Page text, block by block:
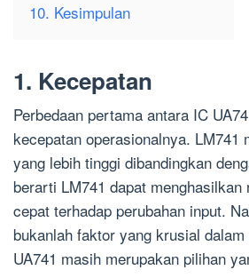
10. Kesimpulan
1. Kecepatan
Perbedaan pertama antara IC
kecepatan operasionalnya. LM741
yang lebih tinggi dibandingkan
berarti LM741 dapat
cepat terhadap perubahan input.
bukanlah faktor yang krusial
UA741 masih merupakan pilihan